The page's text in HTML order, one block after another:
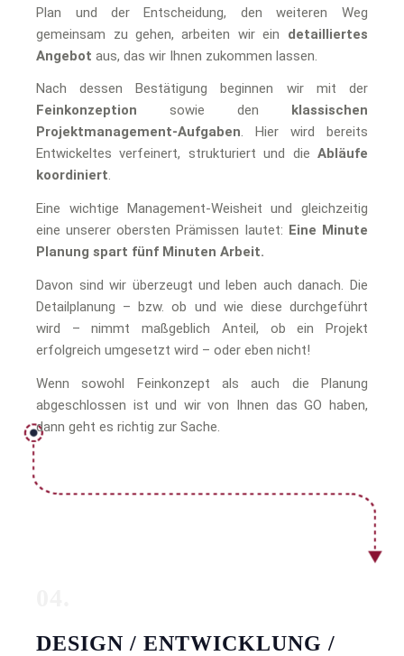
Plan und der Entscheidung, den weiteren Weg
gemeinsam zu gehen, arbeiten wir ein detailliertes
Angebot aus, das wir Ihnen zukommen lassen.
Nach dessen Bestätigung beginnen wir mit der
Feinkonzeption sowie den klassischen
Projektmanagement-Aufgaben. Hier wird bereits
Entwickeltes verfeinert, strukturiert und die Abläufe
koordiniert.
Eine wichtige Management-Weisheit und gleichzeitig
eine unserer obersten Prämissen lautet: Eine Minute
Planung spart fünf Minuten Arbeit.
Davon sind wir überzeugt und leben auch danach. Die
Detailplanung – bzw. ob und wie diese durchgeführt
wird – nimmt maßgeblich Anteil, ob ein Projekt
erfolgreich umgesetzt wird – oder eben nicht!
Wenn sowohl Feinkonzept als auch die Planung
abgeschlossen ist und wir von Ihnen das GO haben,
dann geht es richtig zur Sache.
DESIGN / ENTWICKLUNG /